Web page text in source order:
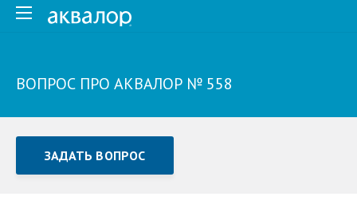
ВОПРОС ПРО АКВАЛОР № 558
ЗАДАТЬ ВОПРОС